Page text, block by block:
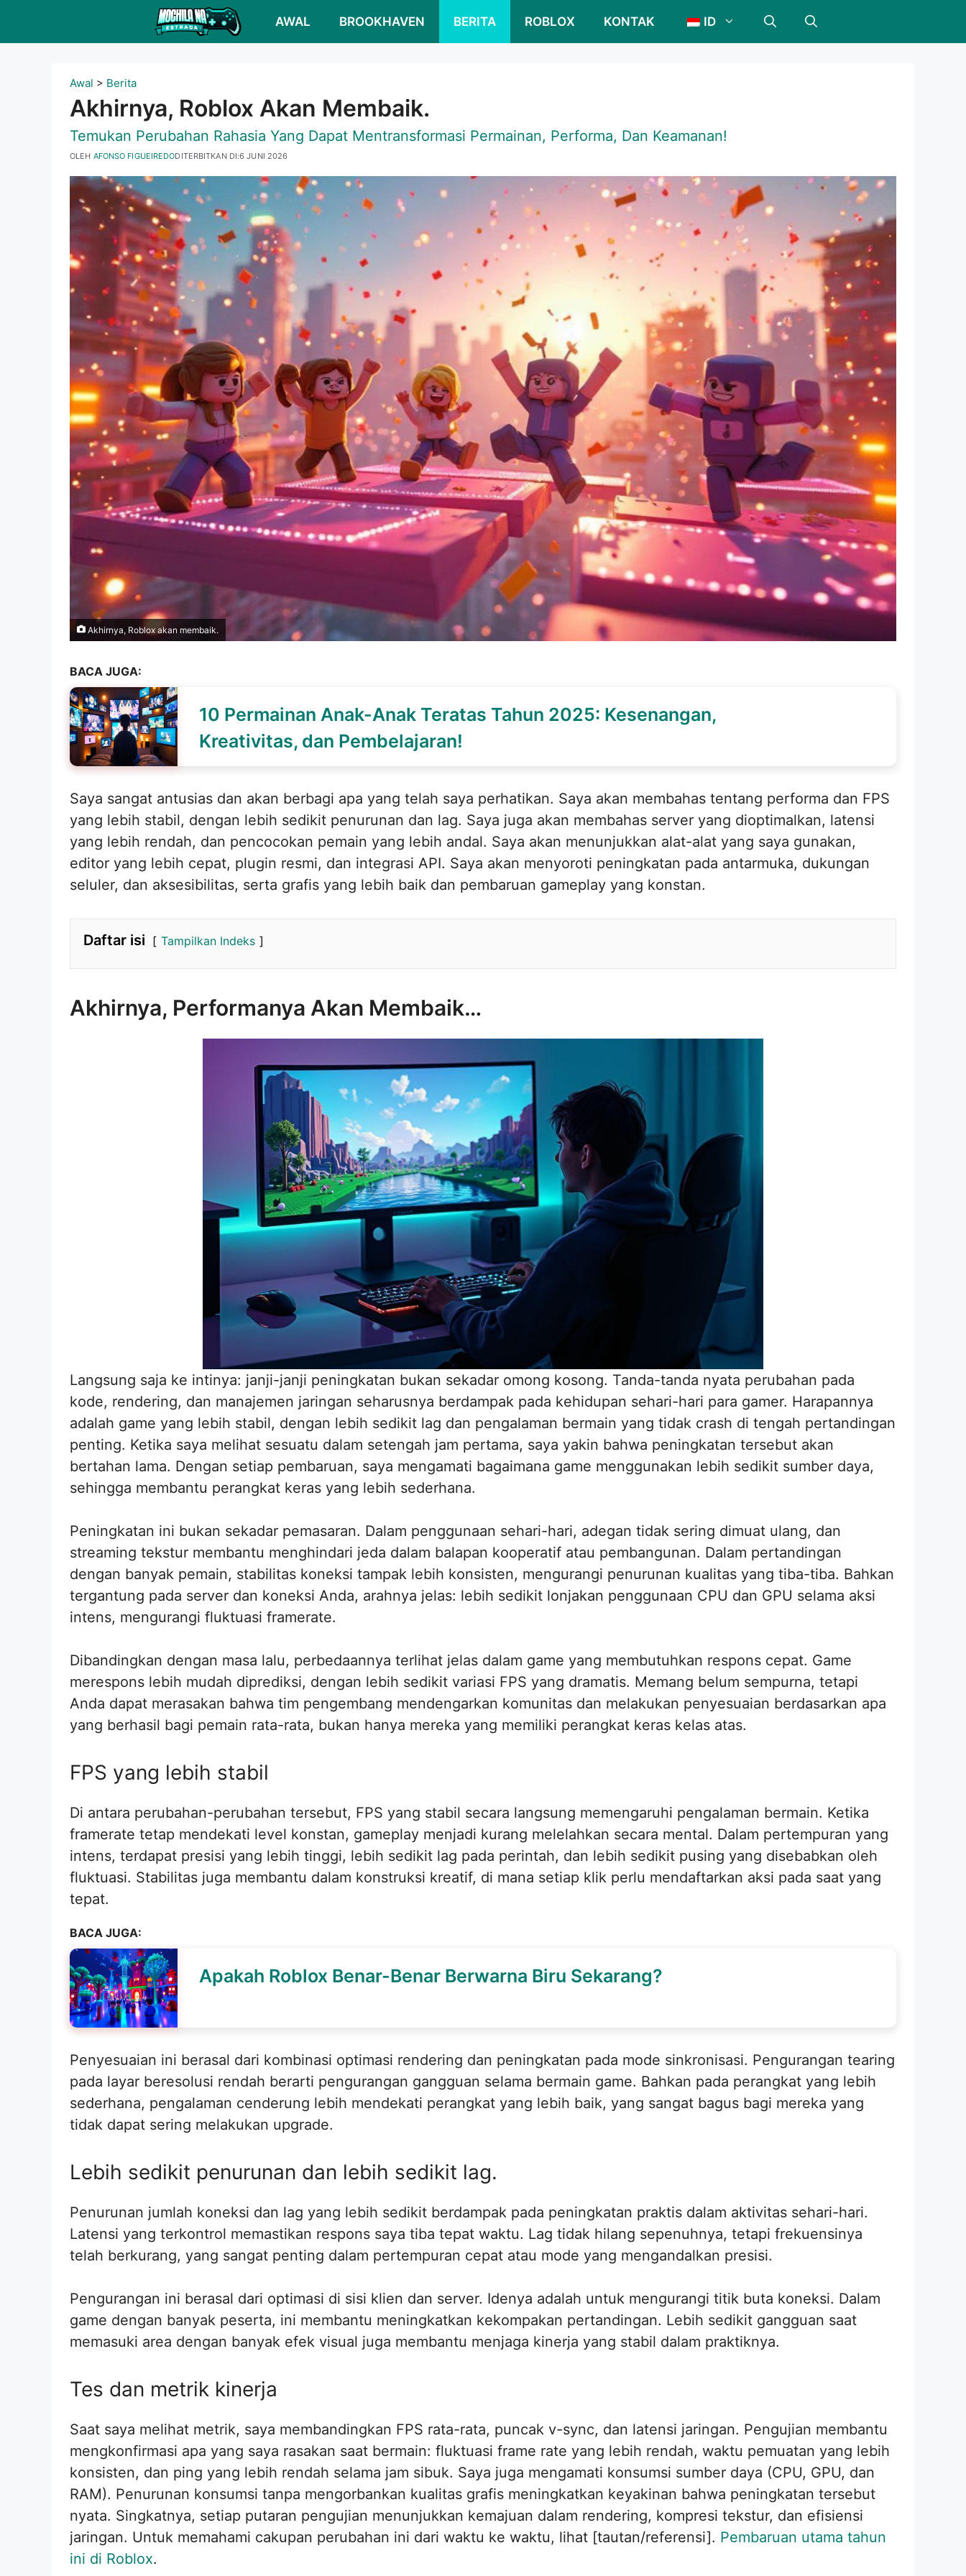
AWAL BROOKHAVEN BERITA ROBLOX KONTAK ID
Awal > Berita
Akhirnya, Roblox Akan Membaik.
Temukan Perubahan Rahasia Yang Dapat Mentransformasi Permainan, Performa, Dan Keamanan!
DITERBITKAN DI:6 JUNI 2026
OLEH AFONSO FIGUEIREDO
Akhirnya, Roblox akan membaik.
BACA JUGA:
10 Permainan Anak-Anak Teratas Tahun 2025: Kesenangan,
Kreativitas, dan Pembelajaran!
Saya sangat antusias dan akan berbagi apa yang telah saya perhatikan. Saya akan membahas tentang performa dan FPS
yang lebih stabil, dengan lebih sedikit penurunan dan lag. Saya juga akan membahas server yang dioptimalkan, latensi
yang lebih rendah, dan pencocokan pemain yang lebih andal. Saya akan menunjukkan alat-alat yang saya gunakan,
editor yang lebih cepat, plugin resmi, dan integrasi API. Saya akan menyoroti peningkatan pada antarmuka, dukungan
seluler, dan aksesibilitas, serta grafis yang lebih baik dan pembaruan gameplay yang konstan.
Daftar isi Tampilkan Indeks
Akhirnya, Performanya Akan Membaik…
Langsung saja ke intinya: janji-janji peningkatan bukan sekadar omong kosong. Tanda-tanda nyata perubahan pada
kode, rendering, dan manajemen jaringan seharusnya berdampak pada kehidupan sehari-hari para gamer. Harapannya
adalah game yang lebih stabil, dengan lebih sedikit lag dan pengalaman bermain yang tidak crash di tengah pertandingan
penting. Ketika saya melihat sesuatu dalam setengah jam pertama, saya yakin bahwa peningkatan tersebut akan
bertahan lama. Dengan setiap pembaruan, saya mengamati bagaimana game menggunakan lebih sedikit sumber daya,
sehingga membantu perangkat keras yang lebih sederhana.
Peningkatan ini bukan sekadar pemasaran. Dalam penggunaan sehari-hari, adegan tidak sering dimuat ulang, dan
streaming tekstur membantu menghindari jeda dalam balapan kooperatif atau pembangunan. Dalam pertandingan
dengan banyak pemain, stabilitas koneksi tampak lebih konsisten, mengurangi penurunan kualitas yang tiba-tiba. Bahkan
tergantung pada server dan koneksi Anda, arahnya jelas: lebih sedikit lonjakan penggunaan CPU dan GPU selama aksi
intens, mengurangi fluktuasi framerate.
Dibandingkan dengan masa lalu, perbedaannya terlihat jelas dalam game yang membutuhkan respons cepat. Game
merespons lebih mudah diprediksi, dengan lebih sedikit variasi FPS yang dramatis. Memang belum sempurna, tetapi
Anda dapat merasakan bahwa tim pengembang mendengarkan komunitas dan melakukan penyesuaian berdasarkan apa
yang berhasil bagi pemain rata-rata, bukan hanya mereka yang memiliki perangkat keras kelas atas.
FPS yang lebih stabil
Di antara perubahan-perubahan tersebut, FPS yang stabil secara langsung memengaruhi pengalaman bermain. Ketika
framerate tetap mendekati level konstan, gameplay menjadi kurang melelahkan secara mental. Dalam pertempuran yang
intens, terdapat presisi yang lebih tinggi, lebih sedikit lag pada perintah, dan lebih sedikit pusing yang disebabkan oleh
fluktuasi. Stabilitas juga membantu dalam konstruksi kreatif, di mana setiap klik perlu mendaftarkan aksi pada saat yang
tepat.
BACA JUGA:
Apakah Roblox Benar-Benar Berwarna Biru Sekarang?
Penyesuaian ini berasal dari kombinasi optimasi rendering dan peningkatan pada mode sinkronisasi. Pengurangan tearing
pada layar beresolusi rendah berarti pengurangan gangguan selama bermain game. Bahkan pada perangkat yang lebih
sederhana, pengalaman cenderung lebih mendekati perangkat yang lebih baik, yang sangat bagus bagi mereka yang
tidak dapat sering melakukan upgrade.
Lebih sedikit penurunan dan lebih sedikit lag.
Penurunan jumlah koneksi dan lag yang lebih sedikit berdampak pada peningkatan praktis dalam aktivitas sehari-hari.
Latensi yang terkontrol memastikan respons saya tiba tepat waktu. Lag tidak hilang sepenuhnya, tetapi frekuensinya
telah berkurang, yang sangat penting dalam pertempuran cepat atau mode yang mengandalkan presisi.
Pengurangan ini berasal dari optimasi di sisi klien dan server. Idenya adalah untuk mengurangi titik buta koneksi. Dalam
game dengan banyak peserta, ini membantu meningkatkan kekompakan pertandingan. Lebih sedikit gangguan saat
memasuki area dengan banyak efek visual juga membantu menjaga kinerja yang stabil dalam praktiknya.
Tes dan metrik kinerja
Saat saya melihat metrik, saya membandingkan FPS rata-rata, puncak v-sync, dan latensi jaringan. Pengujian membantu
mengkonfirmasi apa yang saya rasakan saat bermain: fluktuasi frame rate yang lebih rendah, waktu pemuatan yang lebih
konsisten, dan ping yang lebih rendah selama jam sibuk. Saya juga mengamati konsumsi sumber daya (CPU, GPU, dan
RAM). Penurunan konsumsi tanpa mengorbankan kualitas grafis meningkatkan keyakinan bahwa peningkatan tersebut
nyata. Singkatnya, setiap putaran pengujian menunjukkan kemajuan dalam rendering, kompresi tekstur, dan efisiensi
jaringan. Untuk memahami cakupan perubahan ini dari waktu ke waktu, lihat [tautan/referensi]. Pembaruan utama tahun
ini di Roblox.